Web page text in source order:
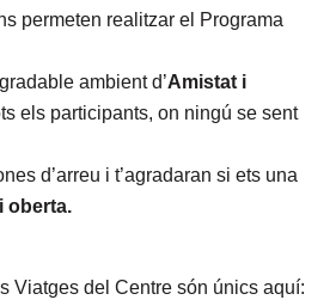
permeten realitzar el Programa
ambient d’Amistat i
els participants, on ningú se sent
d’arreu i t’agradaran si ets una
oberta.
Viatges del Centre són únics aquí: